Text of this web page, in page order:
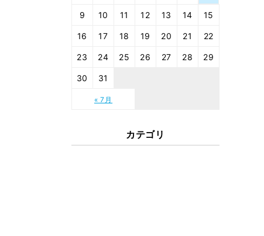
« 7月
9 10 11 12 13 14 15
16 17 18 19 20 21 22
23 24 25 26 27 28 29
30 31
カテゴリ